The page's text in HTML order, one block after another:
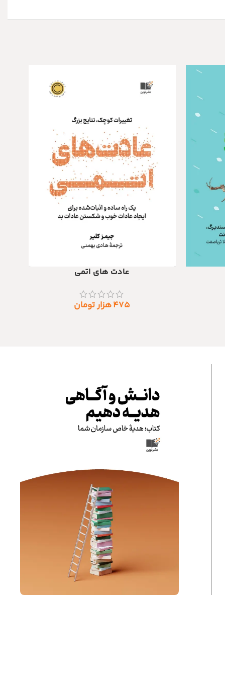
افزودن به سبد خریدعادت های اتمی
۴۷۵هزار تومان